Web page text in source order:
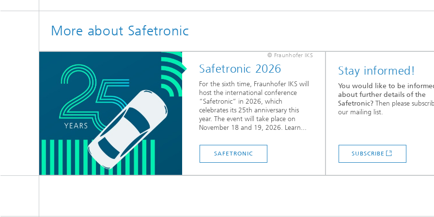
More about Safetronic
© Fraunhofer IKS
Safetronic 2026
For the sixth time, Fraunhofer IKS will
host the international conference
“Safetronic” in 2026, which
celebrates its 25th anniversary this
year. The event will take place on
November 18 and 19, 2026. Learn...
SAFETRONIC
Stay informed!
You would like to be
about further details of the
Safetronic?Then please
our mailing list.
SUBSCRIBE